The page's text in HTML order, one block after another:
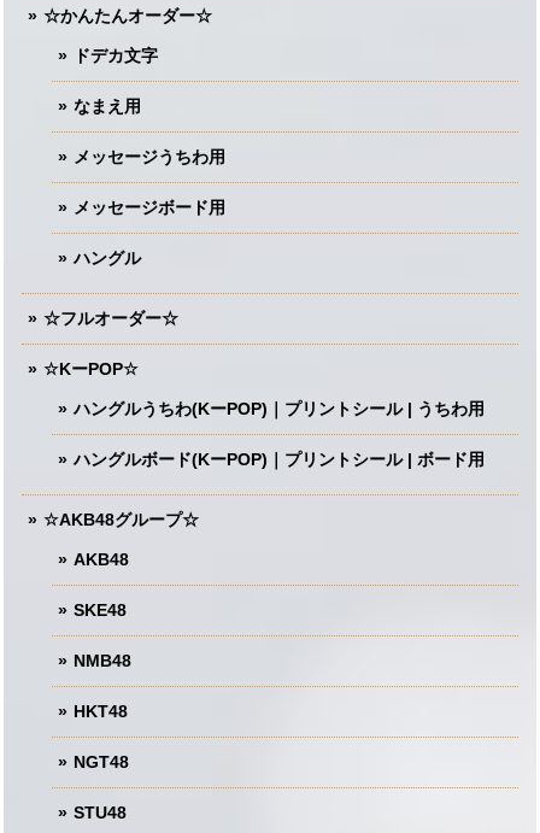
☆かんたんオーダー☆
ドデカ文字
なまえ用
メッセージうちわ用
メッセージボード用
ハングル
☆フルオーダー☆
☆KーPOP☆
ハングルうちわ(KーPOP)｜プリントシール | うちわ用
ハングルボード(KーPOP)｜プリントシール | ボード用
☆AKB48グループ☆
AKB48
SKE48
NMB48
HKT48
NGT48
STU48